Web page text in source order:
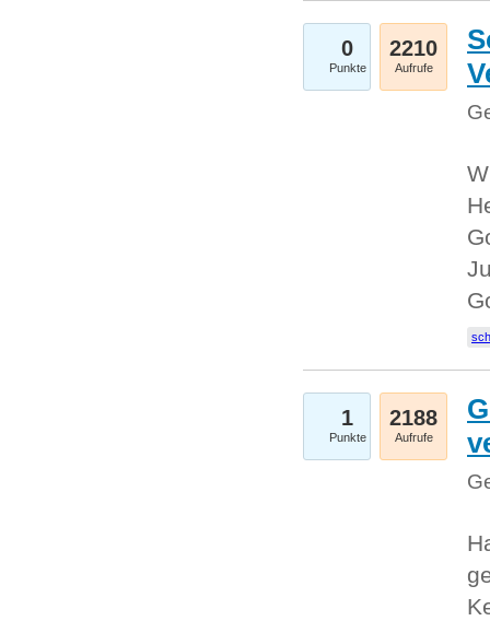
0
Punkte
2210
Aufrufe
1
Punkte
2188
Aufrufe